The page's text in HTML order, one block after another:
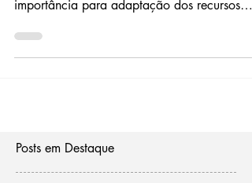
rápido, onde quem percebeu sabe e dá
importância para adaptação dos recursos
Posts em Destaque